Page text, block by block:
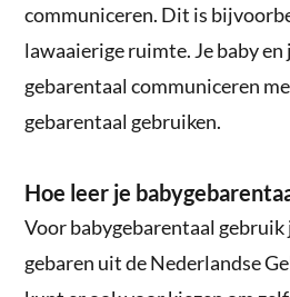
communiceren. Dit is
lawaaierige ruimte. Je baby
gebarentaal communiceren
gebarentaal gebruiken.
Hoe leer je
Voor babygebarentaal gebruik
gebaren uit de Nederlandse